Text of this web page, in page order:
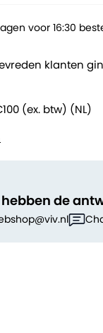
klanten
(ex. btw) (NL)
voor 16:30
de